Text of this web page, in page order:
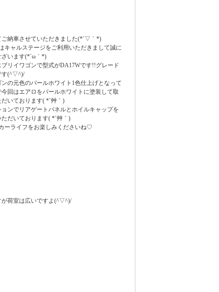
ご納車させていただきました(*´▽｀*)
キャルステージをご利用いただきまして誠に
います(*´ω｀*)
リイワゴンで型式がDA17Wです!!グレード
す(^▽^)/
の元色のパールホワイト1色仕上げとなって
回はエアロをパールホワイトに塗装して取
いております( *´艸｀)
ンでリアゲートパネルとホイルキャップを
だいております( *´艸｀)
ーライフをお楽しみくださいね♡
が荷室は広いですよ(^▽^)/